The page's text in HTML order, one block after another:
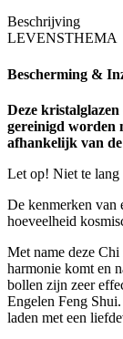
Beschrijving
LEVENSTHEMA
Bescherming &
Deze
gereinigd worden
afhankelijk van de
Let op! Niet te lang
De kenmerken van
hoeveelheid
Met name deze
harmonie komt en
bollen zijn zeer
Engelen Feng
laden met een